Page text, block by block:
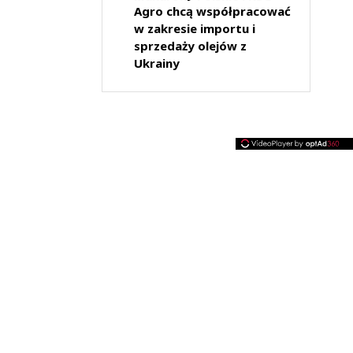
Agro chcą współpracować
w zakresie importu i
sprzedaży olejów z
Ukrainy